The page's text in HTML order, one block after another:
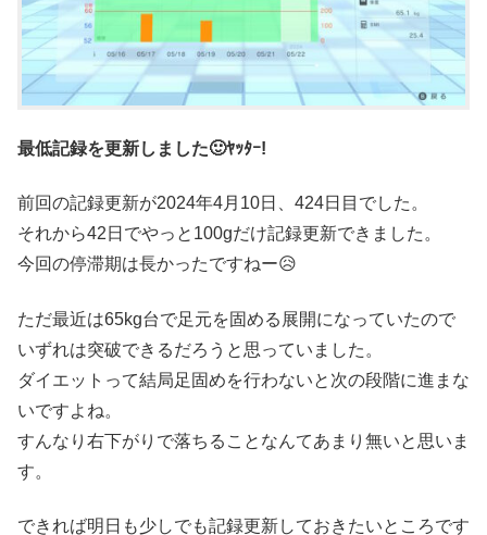
最低記録を更新しました🙂ﾔｯﾀｰ!
前回の記録更新が2024年4月10日、424日目でした。
それから42日でやっと100gだけ記録更新できました。
今回の停滞期は長かったですねー😥
ただ最近は65kg台で足元を固める展開になっていたので
いずれは突破できるだろうと思っていました。
ダイエットって結局足固めを行わないと次の段階に進まな
いですよね。
すんなり右下がりで落ちることなんてあまり無いと思いま
す。
できれば明日も少しでも記録更新しておきたいところです